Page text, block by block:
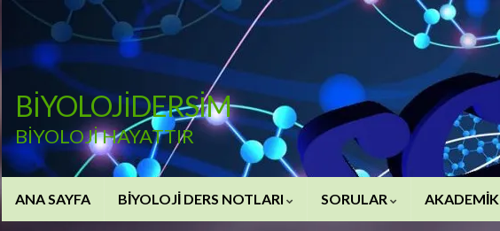
BİYOLOJİDERSİM
BİYOLOJİ HAYATTIR
ANA SAYFA BİYOLOJİ DERS NOTLARI SORULAR AKADEMİK